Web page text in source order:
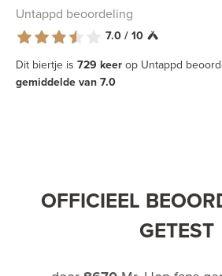
Untappd beoordeling
7.0 / 10
Dit biertje is 729 keer op Untappd
gemiddelde van 7.0
OFFICIEEL
GETEST